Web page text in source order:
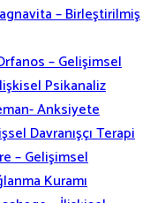
– Birleştirilmiş
– Gelişimsel
Psikanaliz
Anksiyete
Davranışçı Terapi
– Gelişimsel
Kuramı